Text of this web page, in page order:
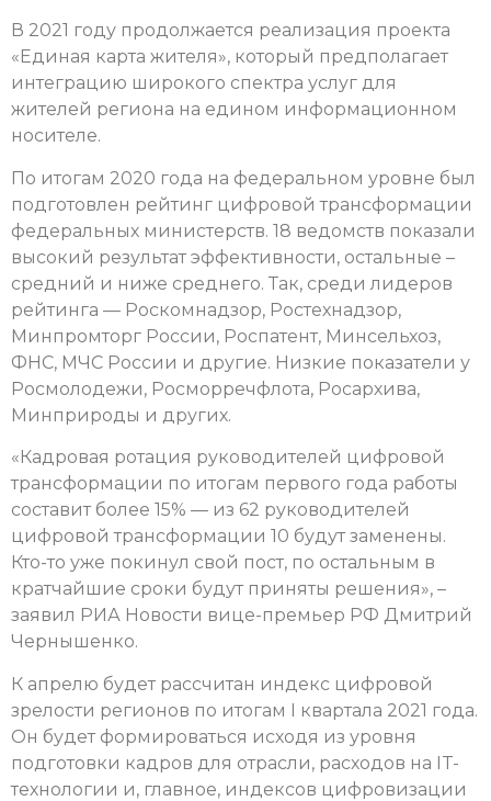
В 2021 году продолжается реализация проекта
«Единая карта жителя», который предполагает
интеграцию широкого спектра услуг для
жителей региона на едином информационном
носителе.
По итогам 2020 года на федеральном уровне был
подготовлен рейтинг цифровой трансформации
федеральных министерств. 18 ведомств показали
высокий результат эффективности, остальные –
средний и ниже среднего. Так, среди лидеров
рейтинга — Роскомнадзор, Ростехнадзор,
Минпромторг России, Роспатент, Минсельхоз,
ФНС, МЧС России и другие. Низкие показатели у
Росмолодежи, Росморречфлота, Росархива,
Минприроды и других.
«Кадровая ротация руководителей цифровой
трансформации по итогам первого года работы
составит более 15% — из 62 руководителей
цифровой трансформации 10 будут заменены.
Кто-то уже покинул свой пост, по остальным в
кратчайшие сроки будут приняты решения», –
заявил РИА Новости вице-премьер РФ Дмитрий
Чернышенко.
К апрелю будет рассчитан индекс цифровой
зрелости регионов по итогам I квартала 2021 года.
Он будет формироваться исходя из уровня
подготовки кадров для отрасли, расходов на IT-
технологии и, главное, индексов цифровизации